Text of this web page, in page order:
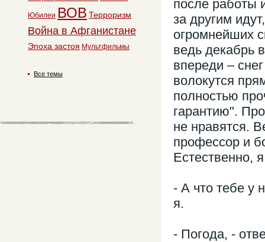
после работы
за другим
огромнейших
ведь декабрь
впереди –
волокутся
полностью
гарантию".
не нравятся.
профессор и
Естественно,
- А что тебе у
я.
- Погода, -
Юбилеи ВОВ Терроризм
Война в Афганистане
Эпоха застоя Мультфильмы
Все темы